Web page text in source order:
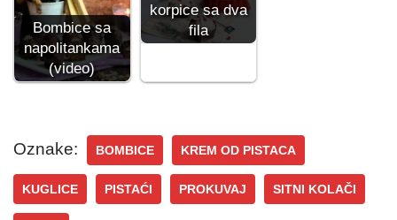
Bombice sa
napolitankama
(video)
korpice sa dva
fila
Oznake: BOMBICE KREM OD PISTACA
KUGLICE PISTAĆI PROKUVAJ SITNI KOLAČI